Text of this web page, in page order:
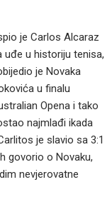
je Carlos Alcaraz
uđe u historiju tenisa,
je Novaka
u finalu
Opena i tako
najmlađi ikada
je slavio sa 3:1
govorio o Novaku,
nevjerovatne